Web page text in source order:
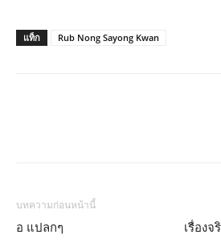
แท็ก Rub Nong Sayong Kwan
บทความก่อนหน้านี้
อ แปลกๆ เรื่อง